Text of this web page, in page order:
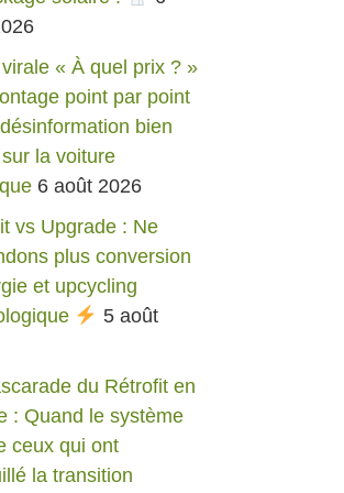
« À quel prix ? »
point par point
bien
la voiture
6 août 2026
vs Upgrade : Ne
plus conversion
et upcycling
5 août
du Rétrofit en
: Quand le système
ceux qui ont
la transition